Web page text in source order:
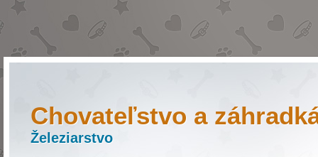
Chovateľstvo a
Železiarstvo